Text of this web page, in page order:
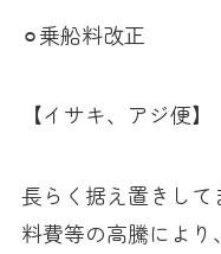
⚪︎乗船料改正
【イサキ、アジ便】
長らく据え置きし
料費等の高騰により